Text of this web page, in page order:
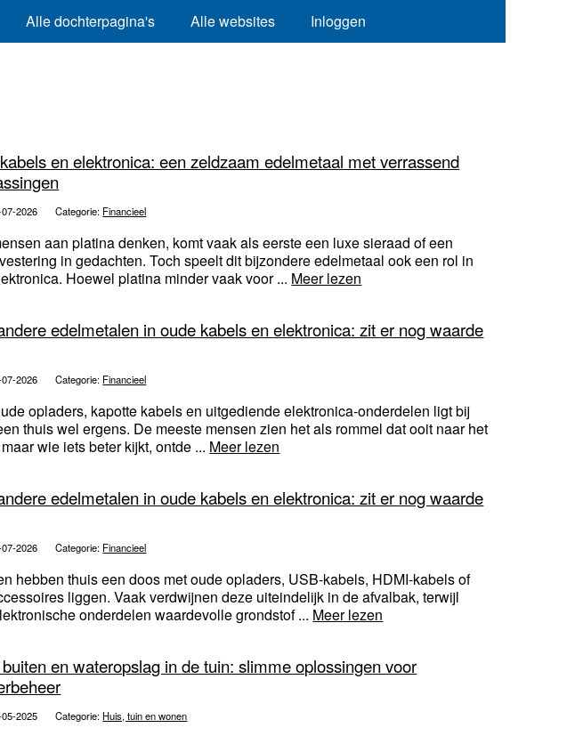
Alle dochterpagina's Alle websites Inloggen
en elektronica: een zeldzaam edelmetaal met verrassend
2026 Categorie: Financieel
aan platina denken, komt vaak als eerste een luxe sieraad of een
in gedachten. Toch speelt dit bijzondere edelmetaal ook een rol in
Hoewel platina minder vaak voor ... Meer lezen
edelmetalen in oude kabels en elektronica: zit er nog waarde
2026 Categorie: Financieel
opladers, kapotte kabels en uitgediende elektronica-onderdelen ligt bij
thuis wel ergens. De meeste mensen zien het als rommel dat ooit naar het
wie iets beter kijkt, ontde ... Meer lezen
edelmetalen in oude kabels en elektronica: zit er nog waarde
2026 Categorie: Financieel
hebben thuis een doos met oude opladers, USB-kabels, HDMI-kabels of
liggen. Vaak verdwijnen deze uiteindelijk in de afvalbak, terwijl
onderdelen waardevolle grondstof ... Meer lezen
en wateropslag in de tuin: slimme oplossingen voor
2025 Categorie: Huis, tuin en wonen